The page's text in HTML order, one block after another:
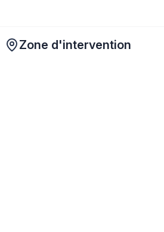
Zone d'intervention